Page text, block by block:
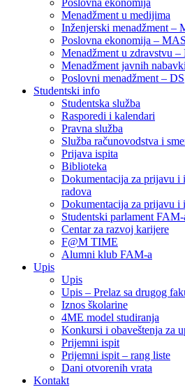
Poslovna ekonomija
Menadžment u medijima
Inženjerski menadžment –
Poslovna ekonomija – MAS
Menadžment u zdravstvu –
Menadžment javnih
Poslovni menadžment – DS
Studentski info
Studentska služba
Rasporedi i kalendari
Pravna služba
Služba računovodstva i
Prijava ispita
Biblioteka
Dokumentacija za prijavu i
radova
Dokumentacija za prijavu i
Studentski parlament FAM-
Centar za razvoj karijere
F@M TIME
Alumni klub FAM-a
Upis
Upis
Upis – Prelaz sa drugog
Iznos školarine
4ME model studiranja
Konkursi i obaveštenja za
Prijemni ispit
Prijemni ispit – rang liste
Dani otvorenih vrata
Kontakt